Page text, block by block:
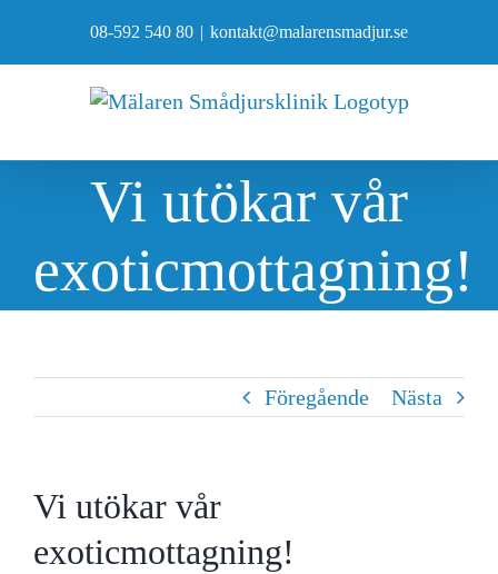
innehållet
08-592 540 80 | kontakt@malarensmadjur.se
Vi utökar vår
exoticmottagning!
Föregående Nästa
Vi utökar vår
exoticmottagning!